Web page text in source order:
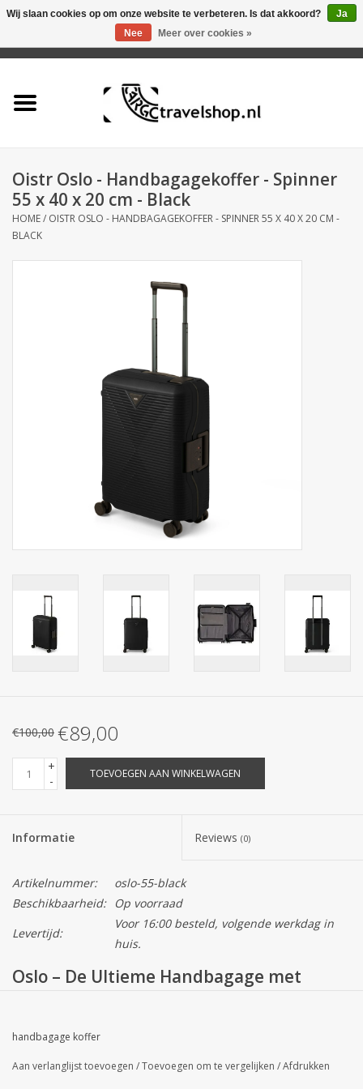
Tas
Rugtas
Koffer
Secrid portemonnee
Oistr Oslo - Handbagagekoffer - Spinner
55 x 40 x 20 cm - Black
HOME/ OISTR OSLO - HANDBAGAGEKOFFER - SPINNER 55 X 40 X 20 CM -
BLACK
€100,00 €89,00
+
-
TOEVOEGEN AAN WINKELWAGEN
Informatie Reviews (0)
Artikelnummer:
oslo-55-black
Beschikbaarheid:
Op voorraad
Levertijd:
Voor 16:00 besteld, volgende werkdag in
huis.
Oslo – De Ultieme Handbagage met
robuustheid en functionele eenvoud. Dit model is absoluut een
handbagage koffer
Aan verlanglijst toevoegen /Toevoegen om te vergelijken /Afdrukken
Wij slaan cookies op om onze website te verbeteren. Is dat akkoord?
Ja
Nee
Meer over cookies »